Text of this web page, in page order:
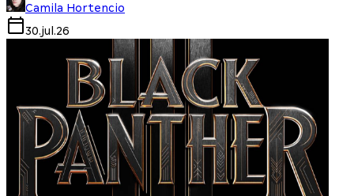
Camila Hortencio
30.jul.26